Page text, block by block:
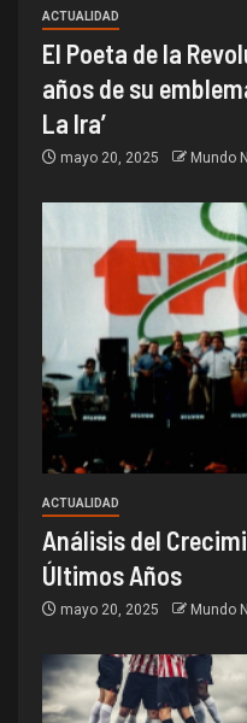
ACTUALIDAD
El Poeta de la
años de su
La Ira’
mayo 20, 2025 Mundo
ACTUALIDAD
Análisis del
Últimos Años
mayo 20, 2025 Mundo